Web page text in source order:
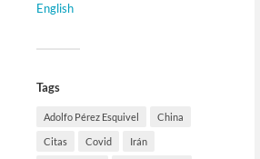
English
Tags
Adolfo Pérez Esquivel China
Citas Covid Irán